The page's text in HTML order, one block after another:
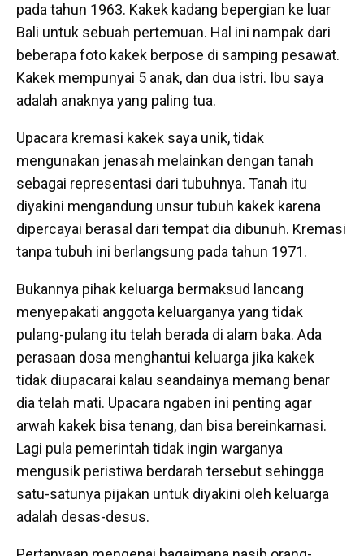
pada tahun 1963. Kakek kadang bepergian ke luar
Bali untuk sebuah pertemuan. Hal ini nampak dari
beberapa foto kakek berpose di samping pesawat.
Kakek mempunyai 5 anak, dan dua istri. Ibu saya
adalah anaknya yang paling tua.
Upacara kremasi kakek saya unik, tidak
mengunakan jenasah melainkan dengan tanah
sebagai representasi dari tubuhnya. Tanah itu
diyakini mengandung unsur tubuh kakek karena
dipercayai berasal dari tempat dia dibunuh. Kremasi
tanpa tubuh ini berlangsung pada tahun 1971.
Bukannya pihak keluarga bermaksud lancang
menyepakati anggota keluarganya yang tidak
pulang-pulang itu telah berada di alam baka. Ada
perasaan dosa menghantui keluarga jika kakek
tidak diupacarai kalau seandainya memang benar
dia telah mati. Upacara ngaben ini penting agar
arwah kakek bisa tenang, dan bisa bereinkarnasi.
Lagi pula pemerintah tidak ingin warganya
mengusik peristiwa berdarah tersebut sehingga
satu-satunya pijakan untuk diyakini oleh keluarga
adalah desas-desus.